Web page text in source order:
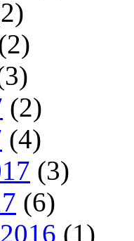
(2)
(4)
(3)
(6)
(1)